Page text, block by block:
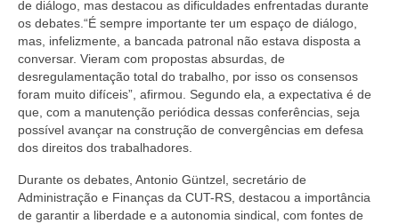
de diálogo, mas destacou as dificuldades enfrentadas durante
os debates.“É sempre importante ter um espaço de diálogo,
mas, infelizmente, a bancada patronal não estava disposta a
conversar. Vieram com propostas absurdas, de
desregulamentação total do trabalho, por isso os consensos
foram muito difíceis”, afirmou. Segundo ela, a expectativa é de
que, com a manutenção periódica dessas conferências, seja
possível avançar na construção de convergências em defesa
dos direitos dos trabalhadores.
Durante os debates, Antonio Güntzel, secretário de
Administração e Finanças da CUT-RS, destacou a importância
de garantir a liberdade e a autonomia sindical, com fontes de